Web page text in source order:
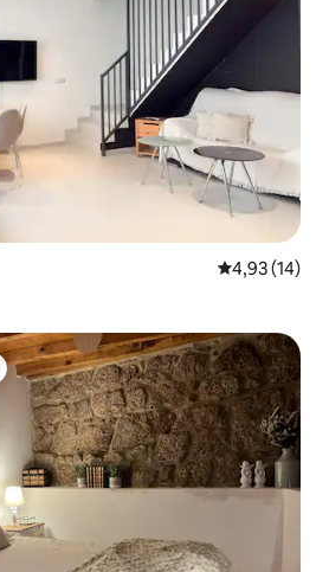
Gemiddelde
4,93 (14)